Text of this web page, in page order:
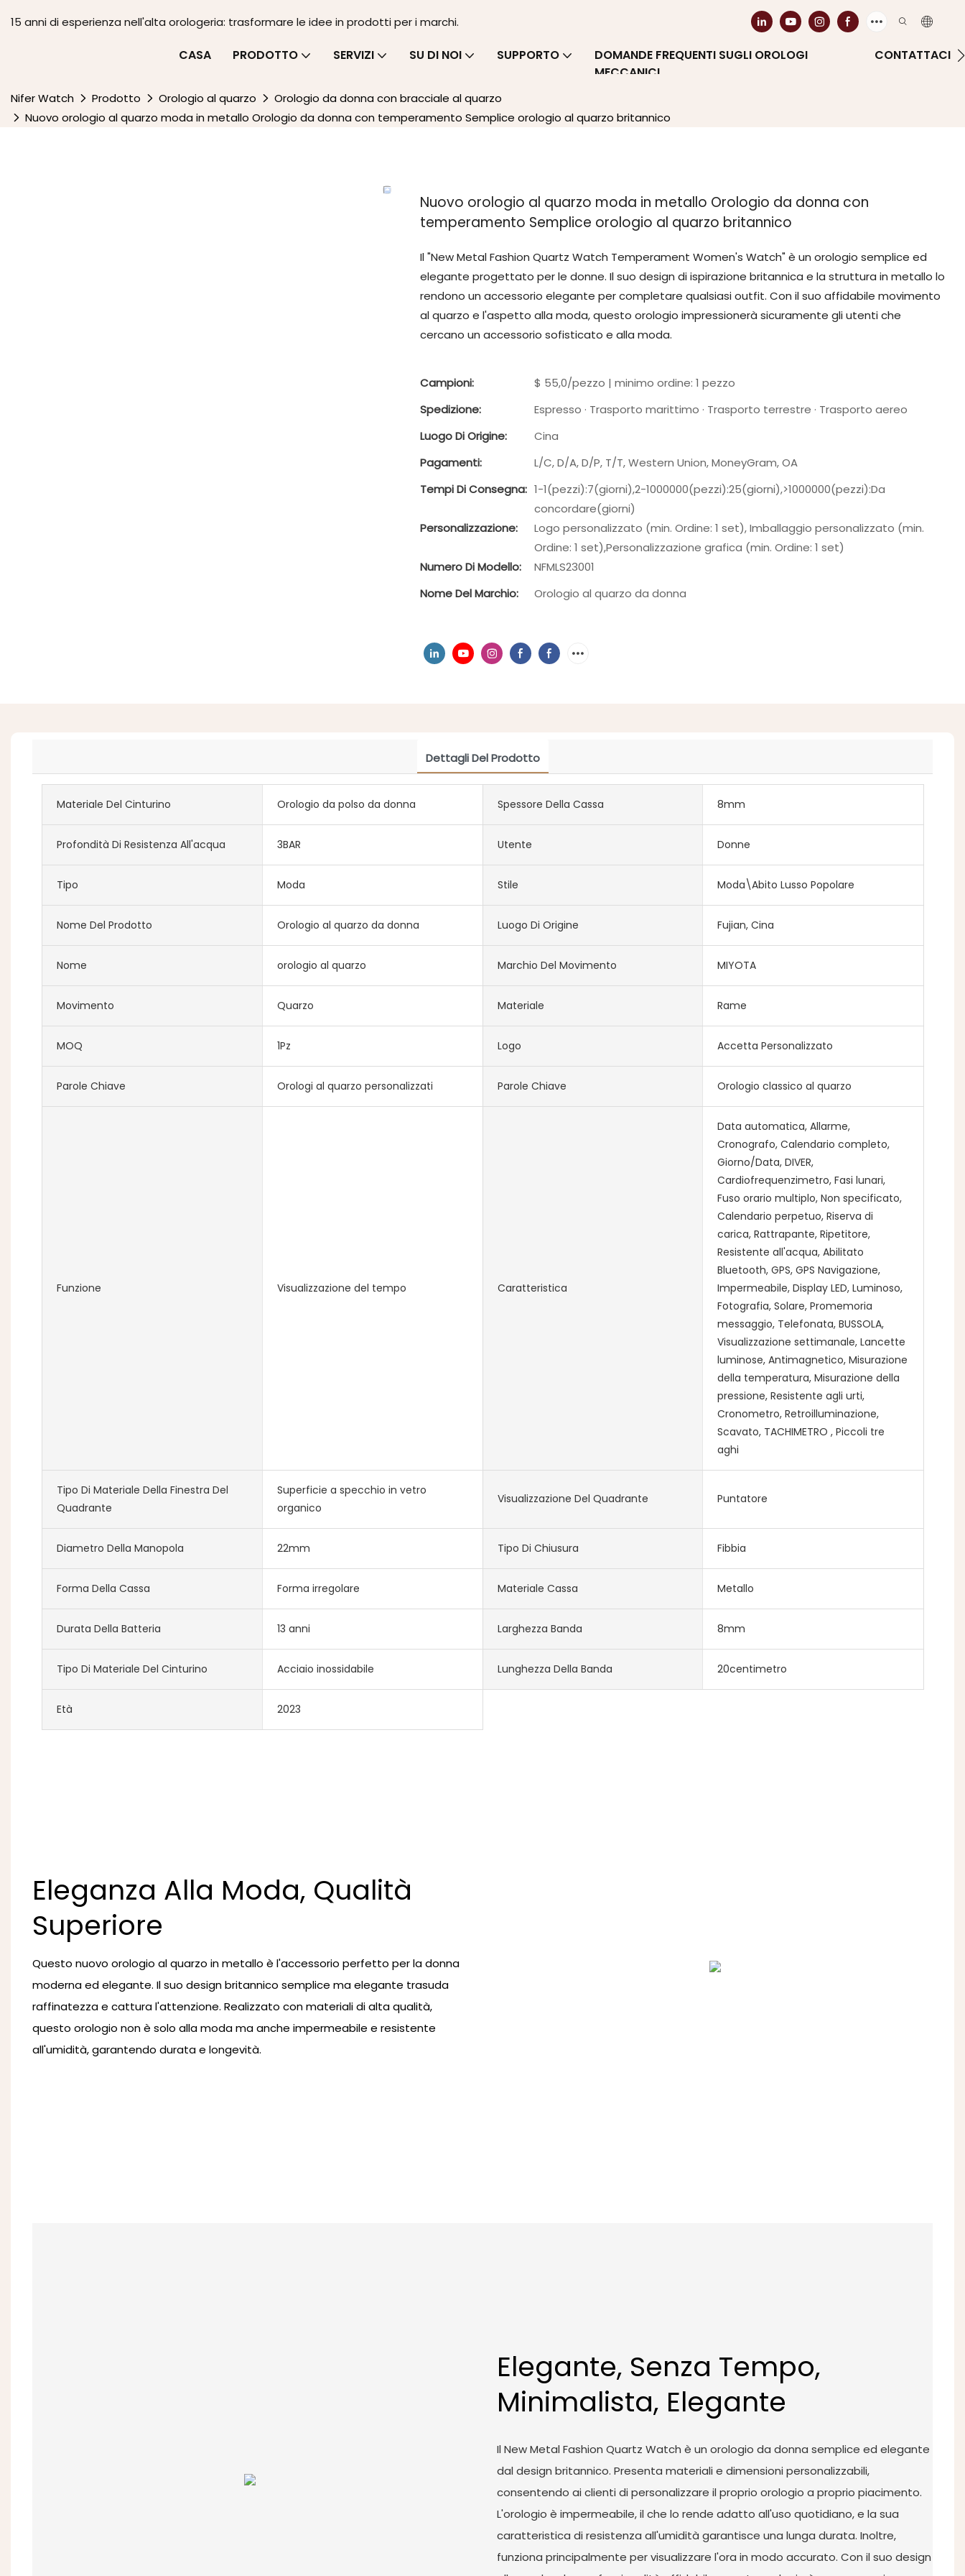
15 anni di esperienza nell'alta orologeria: trasformare le idee in prodotti per i marchi.
CASA PRODOTTO SERVIZI SU DI NOI SUPPORTO
DOMANDE FREQUENTI SUGLI OROLOGI
MECCANICI
CONTATTACI
Nifer Watch Prodotto Orologio al quarzo
Orologio da donna con bracciale al quarzo
Nuovo orologio al quarzo moda in metallo Orologio da donna con temperamento Semplice orologio al quarzo britannico
Nuovo orologio al quarzo moda in metallo Orologio da donna con
temperamento Semplice orologio al quarzo britannico
Il "New Metal Fashion Quartz Watch Temperament Women's Watch" è un orologio semplice ed
elegante progettato per le donne. Il suo design di ispirazione britannica e la struttura in metallo lo
rendono un accessorio elegante per completare qualsiasi outfit. Con il suo affidabile movimento
al quarzo e l'aspetto alla moda, questo orologio impressionerà sicuramente gli utenti che
cercano un accessorio sofisticato e alla moda.
Campioni:
$ 55,0/pezzo | minimo ordine: 1 pezzo
Spedizione:
Espresso · Trasporto marittimo · Trasporto terrestre · Trasporto aereo
Luogo Di Origine:
Cina
Pagamenti:
L/C, D/A, D/P, T/T, Western Union, MoneyGram, OA
Tempi Di Consegna: 1-1(pezzi):7(giorni),2-1000000(pezzi):25(giorni),>1000000(pezzi):Da
concordare(giorni)
Personalizzazione:
Logo personalizzato (min. Ordine: 1 set), Imballaggio personalizzato (min.
Ordine: 1 set),Personalizzazione grafica (min. Ordine: 1 set)
Numero Di Modello:
NFMLS23001
Nome Del Marchio:
Orologio al quarzo da donna
Dettagli Del Prodotto
Materiale Del Cinturino Orologio da polso da donna Spessore Della Cassa 8mm
Profondità Di Resistenza All'acqua 3BAR Utente Donne
Tipo Moda Stile Moda\Abito Lusso Popolare
Nome Del Prodotto Orologio al quarzo da donna Luogo Di Origine Fujian, Cina
Nome orologio al quarzo Marchio Del Movimento MIYOTA
Movimento Quarzo Materiale Rame
MOQ 1Pz Logo Accetta Personalizzato
Parole Chiave Orologi al quarzo personalizzati Parole Chiave Orologio classico al quarzo
Funzione Visualizzazione del tempo Caratteristica
Data automatica, Allarme,
Cronografo, Calendario completo,
Giorno/Data, DIVER,
Cardiofrequenzimetro, Fasi lunari,
Fuso orario multiplo, Non specificato,
Calendario perpetuo, Riserva di
carica, Rattrapante, Ripetitore,
Resistente all'acqua, Abilitato
Bluetooth, GPS, GPS Navigazione,
Impermeabile, Display LED, Luminoso,
Fotografia, Solare, Promemoria
messaggio, Telefonata, BUSSOLA,
Visualizzazione settimanale, Lancette
luminose, Antimagnetico, Misurazione
della temperatura, Misurazione della
pressione, Resistente agli urti,
Cronometro, Retroilluminazione,
Scavato, TACHIMETRO , Piccoli tre
aghi
Tipo Di Materiale Della Finestra Del
Quadrante
Superficie a specchio in vetro
organico
Visualizzazione Del Quadrante Puntatore
Diametro Della Manopola 22mm Tipo Di Chiusura Fibbia
Forma Della Cassa Forma irregolare Materiale Cassa Metallo
Durata Della Batteria 13 anni Larghezza Banda 8mm
Tipo Di Materiale Del Cinturino Acciaio inossidabile Lunghezza Della Banda 20centimetro
Età 2023
Eleganza Alla Moda, Qualità
Superiore
Questo nuovo orologio al quarzo in metallo è l'accessorio perfetto per la donna
moderna ed elegante. Il suo design britannico semplice ma elegante trasuda
raffinatezza e cattura l'attenzione. Realizzato con materiali di alta qualità,
questo orologio non è solo alla moda ma anche impermeabile e resistente
all'umidità, garantendo durata e longevità.
Elegante, Senza Tempo,
Minimalista, Elegante
Il New Metal Fashion Quartz Watch è un orologio da donna semplice ed elegante
dal design britannico. Presenta materiali e dimensioni personalizzabili,
consentendo ai clienti di personalizzare il proprio orologio a proprio piacimento.
L'orologio è impermeabile, il che lo rende adatto all'uso quotidiano, e la sua
caratteristica di resistenza all'umidità garantisce una lunga durata. Inoltre,
funziona principalmente per visualizzare l'ora in modo accurato. Con il suo design